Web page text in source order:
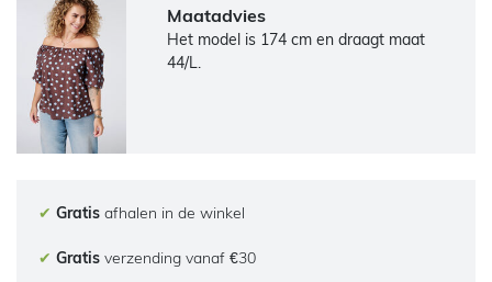
Maatadvies
Het model is 174 cm en draagt maat
44/L.
✔ Gratis afhalen in de winkel
✔ Gratis verzending vanaf €30